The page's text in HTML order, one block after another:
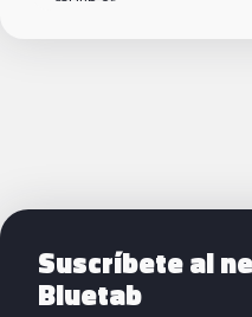
Siguientes pasos
Suscríbete al
Bluetab